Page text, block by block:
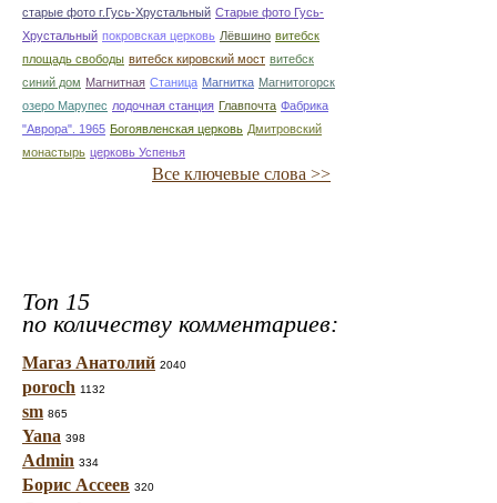
старые фото г.Гусь-Хрустальный Старые фото Гусь-
Хрустальный покровская церковь Лёвшино витебск
площадь свободы витебск кировский мост витебск
синий дом Магнитная Станица Магнитка Магнитогорск
озеро Марупес лодочная станция Главпочта Фабрика
"Аврора". 1965 Богоявленская церковь Дмитровский
монастырь церковь Успенья
Все ключевые слова >>
Топ 15
по количеству комментариев:
Магаз Анатолий 2040
poroch 1132
sm 865
Yana 398
Admin 334
Борис Ассеев 320